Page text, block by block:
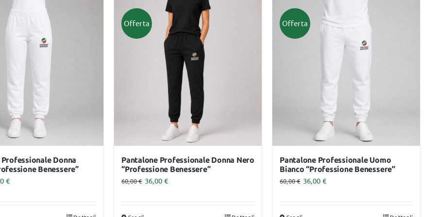
più
varianti.
opzioni
possono
più
varianti.
pagina
Donna
Benessere”
€
Offerta
Pantalone Professionale Donna Nero
“Professione Benessere”
60,00€ 36,00 €
Offerta
Pantalone Professionale Uomo
Bianco “Professione Benessere”
60,00€ 36,00 €